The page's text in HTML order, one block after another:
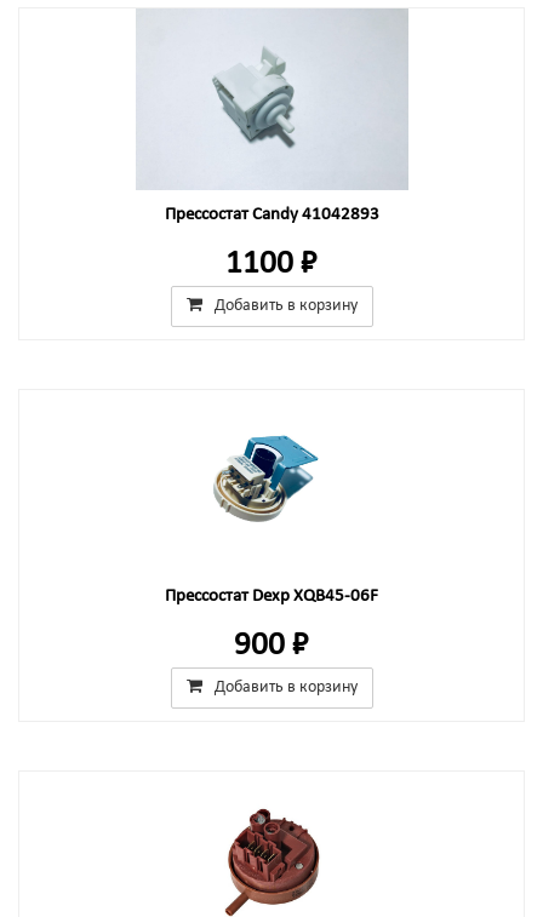
Прессостат Candy 41042893
1100 ₽
Добавить в корзину
Прессостат Dexp XQB45-06F
900 ₽
Добавить в корзину